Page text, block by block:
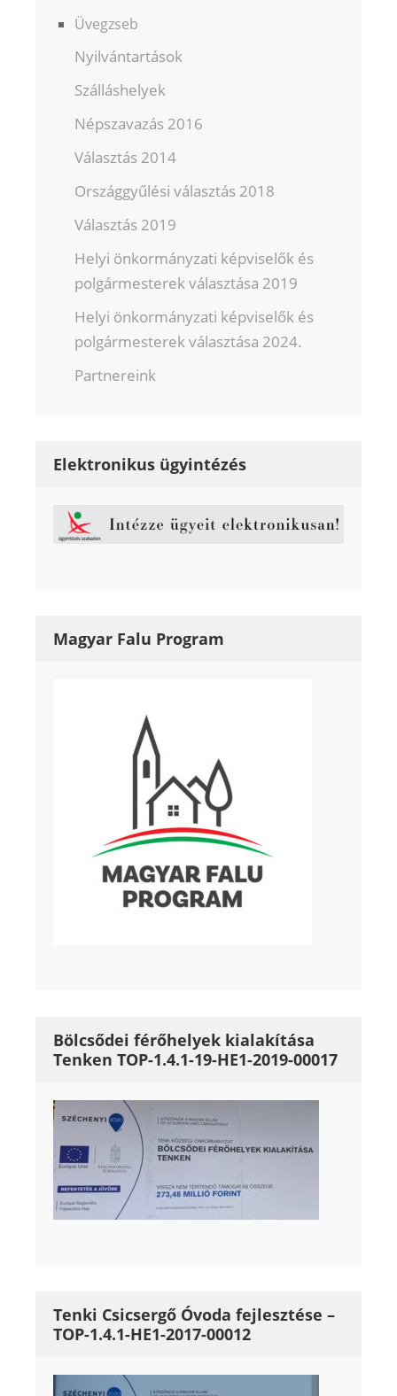
Üvegzseb
Nyilvántartások
Szálláshelyek
Népszavazás 2016
Választás 2014
Országgyűlési választás 2018
Választás 2019
Helyi önkormányzati képviselők és
polgármesterek választása 2019
Helyi önkormányzati képviselők és
polgármesterek választása 2024.
Partnereink
Elektronikus ügyintézés
Magyar Falu Program
Bölcsődei férőhelyek kialakítása
Tenken TOP-1.4.1-19-HE1-2019-00017
Tenki Csicsergő Óvoda fejlesztése –
TOP-1.4.1-HE1-2017-00012